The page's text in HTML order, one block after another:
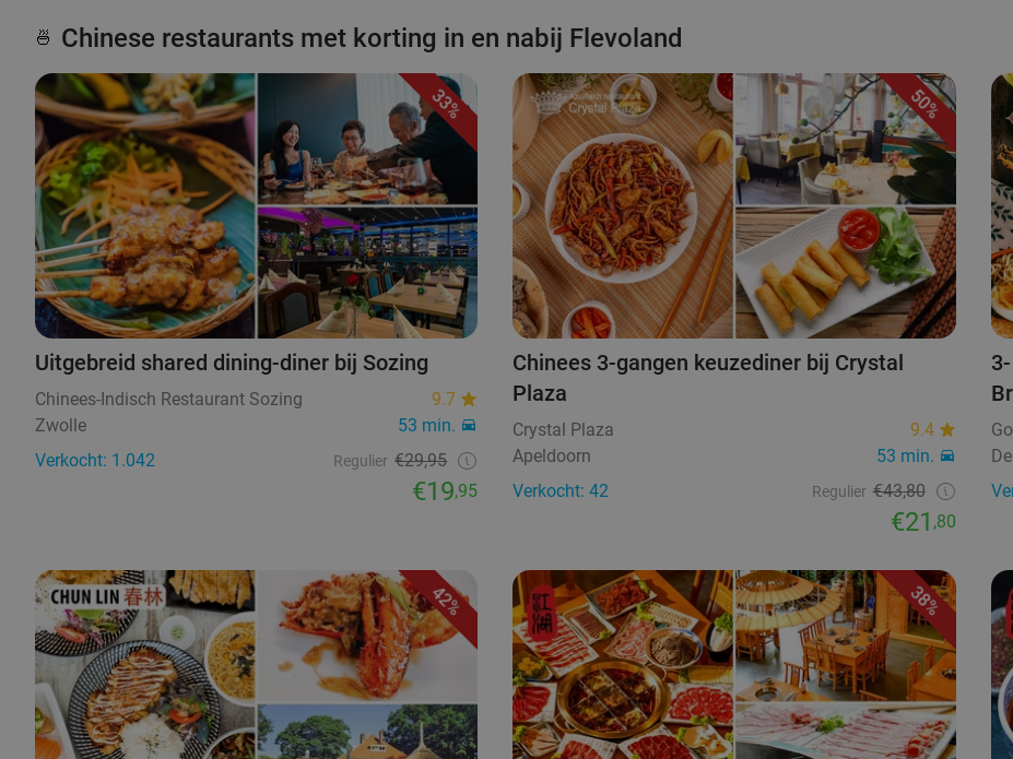
🍜 Chinese restaurants met korting in en nabij Flevoland
33%
Uitgebreid shared dining-diner bij Sozing
Chinees-Indisch Restaurant Sozing
9.7
Zwolle
53 min.
Verkocht: 1.042
Regulier €29,95
€19,95
50%
Chinees 3-gangen keuzediner bij Crystal
Plaza
Crystal Plaza
9.4
Apeldoorn
53 min.
Verkocht: 42
Regulier €43,80
€21 ,80
42% 38%